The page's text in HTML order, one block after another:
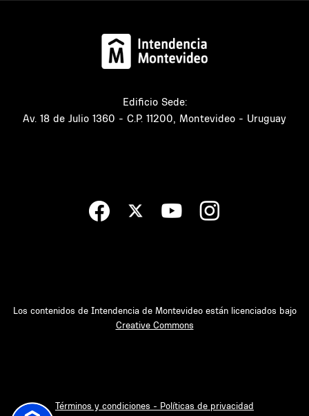
Edificio Sede:
Av. 18 de Julio 1360 - C.P. 11200, Montevideo - Uruguay
Los contenidos de Intendencia de Montevideo están licenciados bajo
Creative Commons
Términos y condiciones - Políticas de privacidad